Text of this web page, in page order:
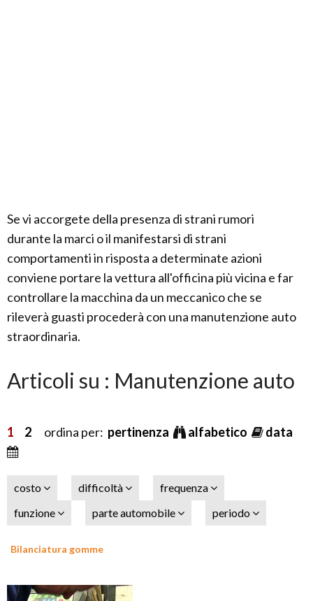
Se vi accorgete della presenza di strani rumori
durante la marci o il manifestarsi di strani
comportamenti in risposta a determinate azioni
conviene portare la vettura all'officina più vicina e far
controllare la macchina da un meccanico che se
rileverà guasti procederà con una manutenzione auto
straordinaria.
Articoli su : Manutenzione auto
1 2 ordina per: pertinenza alfabetico data
costo difficoltà
frequenza
funzione
parte automobile periodo
Bilanciatura gomme